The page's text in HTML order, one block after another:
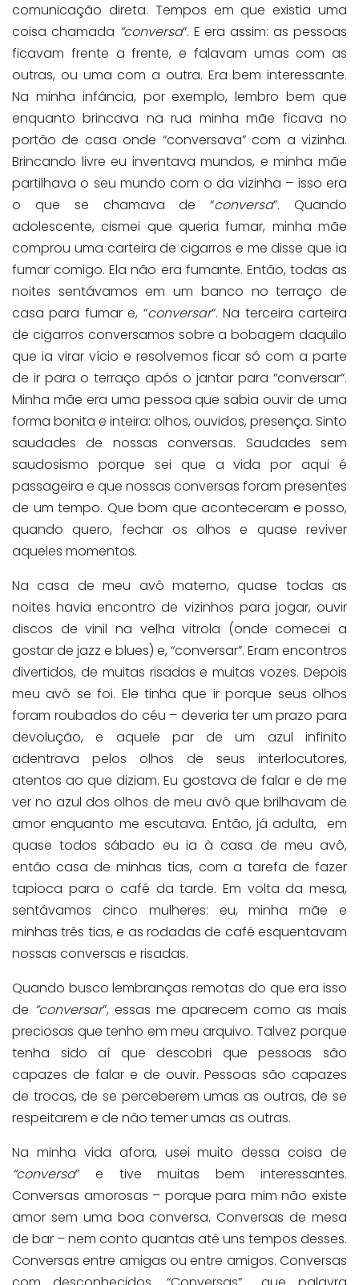
comunicação direta. Tempos em que existia uma
coisa chamada “conversa”. E era assim: as pessoas
ficavam frente a frente, e falavam umas com as
outras, ou uma com a outra. Era bem interessante.
Na minha infância, por exemplo, lembro bem que
enquanto brincava na rua minha mãe ficava no
portão de casa onde “conversava” com a vizinha.
Brincando livre eu inventava mundos, e minha mãe
partilhava o seu mundo com o da vizinha – isso era
o que se chamava de “conversa”. Quando
adolescente, cismei que queria fumar, minha mãe
comprou uma carteira de cigarros e me disse que ia
fumar comigo. Ela não era fumante. Então, todas as
noites sentávamos em um banco no terraço de
casa para fumar e, “conversar”. Na terceira carteira
de cigarros conversamos sobre a bobagem daquilo
que ia virar vício e resolvemos ficar só com a parte
de ir para o terraço após o jantar para “conversar”.
Minha mãe era uma pessoa que sabia ouvir de uma
forma bonita e inteira: olhos, ouvidos, presença. Sinto
saudades de nossas conversas. Saudades sem
saudosismo porque sei que a vida por aqui é
passageira e que nossas conversas foram presentes
de um tempo. Que bom que aconteceram e posso,
quando quero, fechar os olhos e quase reviver
aqueles momentos.
Na casa de meu avô materno, quase todas as
noites havia encontro de vizinhos para jogar, ouvir
discos de vinil na velha vitrola (onde comecei a
gostar de jazz e blues) e, “conversar”. Eram encontros
divertidos, de muitas risadas e muitas vozes. Depois
meu avô se foi. Ele tinha que ir porque seus olhos
foram roubados do céu – deveria ter um prazo para
devolução, e aquele par de um azul infinito
adentrava pelos olhos de seus interlocutores,
atentos ao que diziam. Eu gostava de falar e de me
ver no azul dos olhos de meu avô que brilhavam de
amor enquanto me escutava. Então, já adulta, em
quase todos sábado eu ia à casa de meu avô,
então casa de minhas tias, com a tarefa de fazer
tapioca para o café da tarde. Em volta da mesa,
sentávamos cinco mulheres: eu, minha mãe e
minhas três tias, e as rodadas de café esquentavam
nossas conversas e risadas.
Quando busco lembranças remotas do que era isso
de “conversar”, essas me aparecem como as mais
preciosas que tenho em meu arquivo. Talvez porque
tenha sido aí que descobri que pessoas são
capazes de falar e de ouvir. Pessoas são capazes
de trocas, de se perceberem umas as outras, de se
respeitarem e de não temer umas as outras.
Na minha vida afora, usei muito dessa coisa de
“conversa” e tive muitas bem interessantes.
Conversas amorosas – porque para mim não existe
amor sem uma boa conversa. Conversas de mesa
de bar – nem conto quantas até uns tempos desses.
Conversas entre amigas ou entre amigos. Conversas